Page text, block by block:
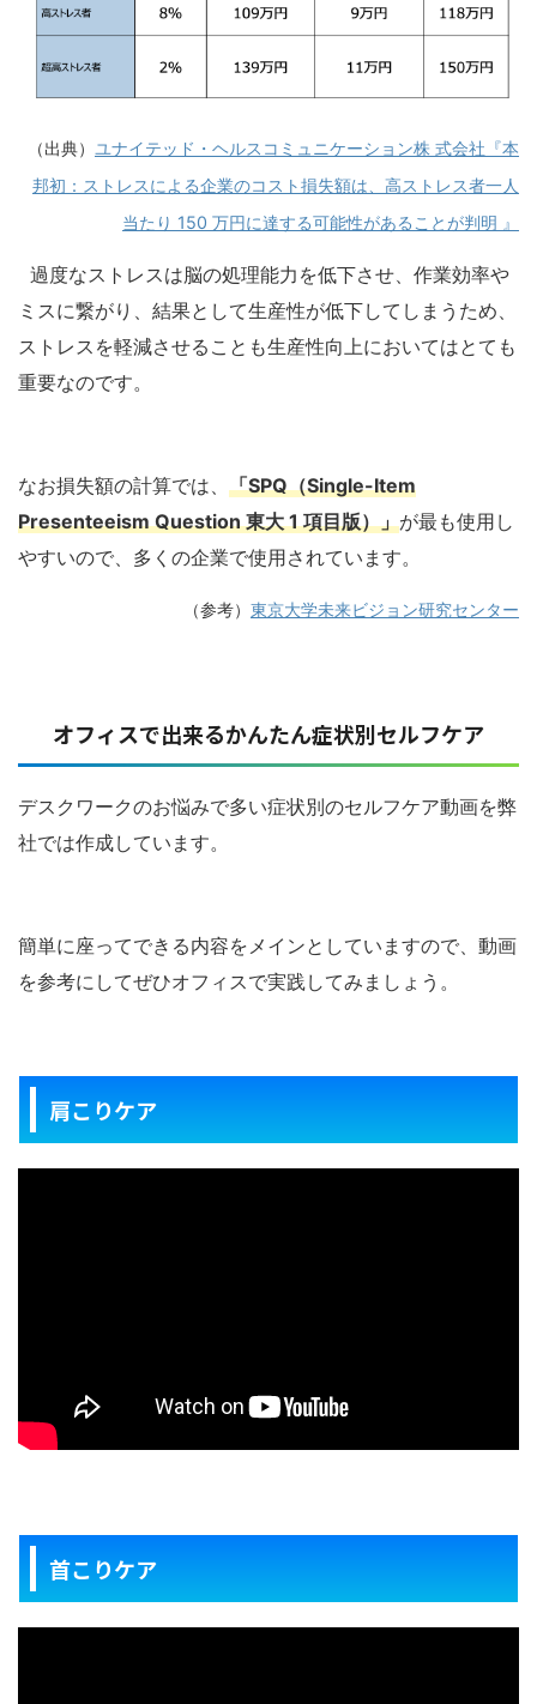
（出典） ユナイテッド・ヘルスコミュニケーション株 式会社『本
邦初：ストレスによる企業のコスト損失額は、高ストレス者一人
当たり 150 万円に達する可能性があることが判明 』
過度なストレスは脳の処理能力を低下させ、作業効率や
ミスに繋がり、結果として生産性が低下してしまうため、
ストレスを軽減させることも生産性向上においてはとても
重要なのです。
なお損失額の計算では、 「SPQ（Single-Item
Presenteeism Question 東大 1 項目版）」が最も使用し
やすいので、多くの企業で使用されています。
（参考） 東京大学未来ビジョン研究センター
オフィスで出来るかんたん症状別セルフケア
デスクワークのお悩みで多い症状別のセルフケア動画を弊
社では作成しています。
簡単に座ってできる内容をメインとしていますので、動画
を参考にしてぜひオフィスで実践してみましょう。
肩こりケア
首こりケア